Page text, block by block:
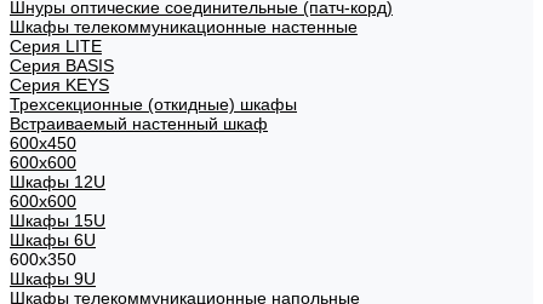
Шнуры оптические соединительные (патч-корд)
Шкафы телекоммуникационные настенные
Cерия LITE
Cерия BASIS
Cерия KEYS
Трехсекционные (откидные) шкафы
Встраиваемый настенный шкаф
600x450
600x600
Шкафы 12U
600x600
Шкафы 15U
Шкафы 6U
600x350
Шкафы 9U
Шкафы телекоммуникационные напольные